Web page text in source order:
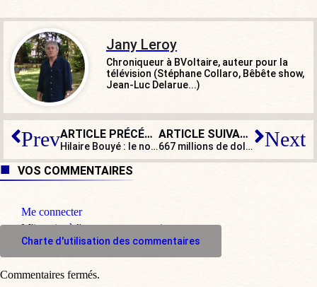
Jany Leroy
Chroniqueur à BVoltaire, auteur pour la
télévision (Stéphane Collaro, Bêbête show,
Jean-Luc Delarue...)
Prev ARTICLE PRÉCÉDENT
Hilaire Bouyé : le nouveau patron de Génération Z explique sa stratégie
ARTICLE SUIVANT
667 millions de dollars : l’amende qui pourrait couler Greenpeace Next
VOS COMMENTAIRES
Me connecter
M'inscrire à l'espace commentaire
Charte d'utilisation des commentaires
Commentaires fermés.